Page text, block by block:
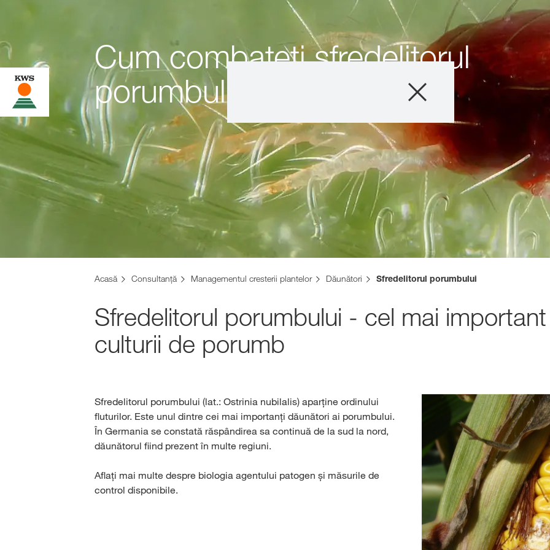
Produse
Consultanță
Despre Noi
Povești și
Servicii digitale
Subiecte
Grupului
kws.com/
Acasă Consultanță Managementul cresterii plantelor Dăunători Sfredelitorul porumbului
Cum combateți sfredelitorul
porumbului
Sfredelitorul porumbului - cel mai
culturii de porumb
Sfredelitorul porumbului (lat.: Ostrinia nubilalis) aparține ordinului
fluturilor. Este unul dintre cei mai importanți dăunători ai porumbului.
În Germania se constată răspândirea sa continuă de la sud la nord,
dăunătorul fiind prezent în multe regiuni.
Aflați mai multe despre biologia agentului patogen și măsurile de
control disponibile.